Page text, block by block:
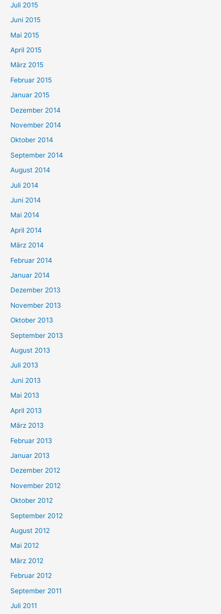
Juli 2015
Juni 2015
Mai 2015
April 2015
März 2015
Februar 2015
Januar 2015
Dezember 2014
November 2014
Oktober 2014
September 2014
August 2014
Juli 2014
Juni 2014
Mai 2014
April 2014
März 2014
Februar 2014
Januar 2014
Dezember 2013
November 2013
Oktober 2013
September 2013
August 2013
Juli 2013
Juni 2013
Mai 2013
April 2013
März 2013
Februar 2013
Januar 2013
Dezember 2012
November 2012
Oktober 2012
September 2012
August 2012
Mai 2012
März 2012
Februar 2012
September 2011
Juli 2011